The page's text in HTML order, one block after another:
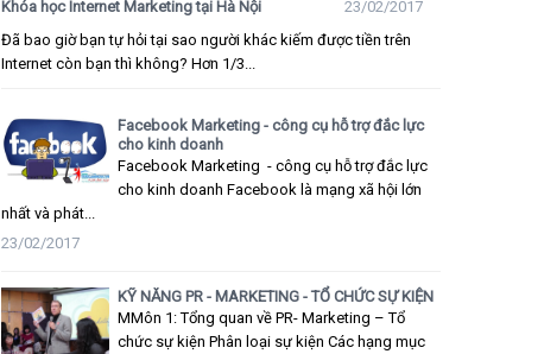
Khóa học Internet Marketing tại Hà Nội
23/02/2017
Đã bao giờ bạn tự hỏi tại sao người khác kiếm được tiền trên
Internet còn bạn thì không? Hơn 1/3...
Facebook Marketing - công cụ hỗ trợ đắc lực
cho kinh doanh
Facebook Marketing - công cụ hỗ trợ đắc lực
cho kinh doanh Facebook là mạng xã hội lớn
nhất và phát...
23/02/2017
KỸ NĂNG PR - MARKETING - TỔ CHỨC SỰ KIỆN
MMôn 1: Tổng quan về PR- Marketing – Tổ
chức sự kiện Phân loại sự kiện Các hạng mục